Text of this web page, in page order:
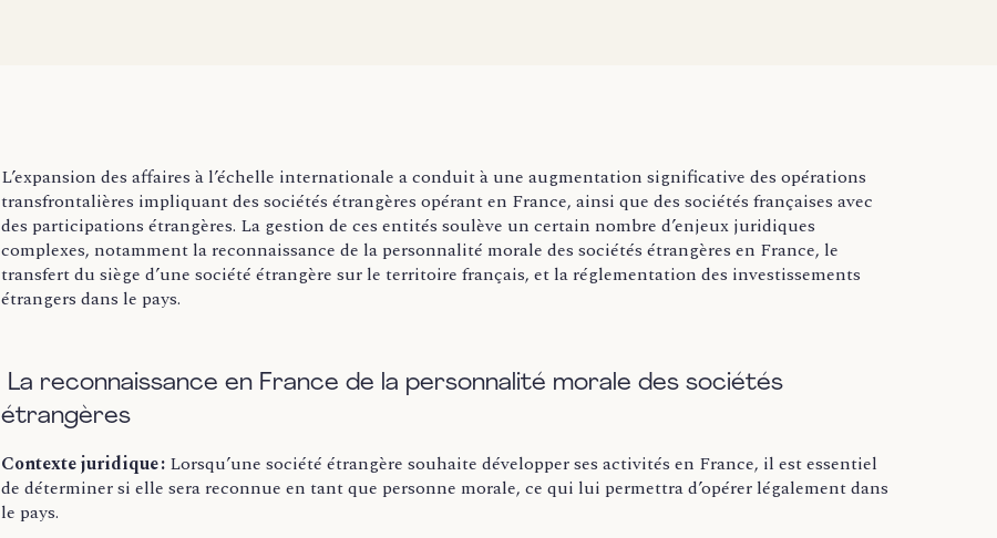
L’expansion des affaires à l’échelle internationale a conduit à une augmentation significative des opérations
transfrontalières impliquant des sociétés étrangères opérant en France, ainsi que des sociétés françaises avec
des participations étrangères. La gestion de ces entités soulève un certain nombre d’enjeux juridiques
complexes, notamment la reconnaissance de la personnalité morale des sociétés étrangères en France, le
transfert du siège d’une société étrangère sur le territoire français, et la réglementation des investissements
étrangers dans le pays.
La reconnaissance en France de la personnalité morale des sociétés
étrangères
Contexte juridique : Lorsqu’une société étrangère souhaite développer ses activités en France, il est essentiel
de déterminer si elle sera reconnue en tant que personne morale, ce qui lui permettra d’opérer légalement dans
le pays.